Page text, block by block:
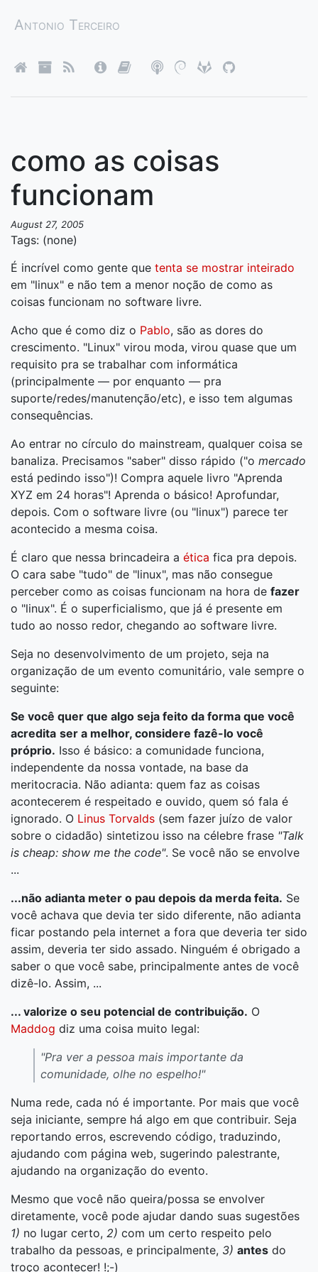
Antonio Terceiro
como as coisas
funcionam
August 27, 2005
Tags: (none)
É incrível como gente que tenta se mostrar inteirado
em "linux" e não tem a menor noção de como as
coisas funcionam no software livre.
Acho que é como diz o Pablo, são as dores do
crescimento. "Linux" virou moda, virou quase que um
requisito pra se trabalhar com informática
(principalmente — por enquanto — pra
suporte/redes/manutenção/etc), e isso tem algumas
consequências.
Ao entrar no círculo do mainstream, qualquer coisa se
banaliza. Precisamos "saber" disso rápido ("o mercado
está pedindo isso")! Compra aquele livro "Aprenda
XYZ em 24 horas"! Aprenda o básico! Aprofundar,
depois. Com o software livre (ou "linux") parece ter
acontecido a mesma coisa.
É claro que nessa brincadeira a ética fica pra depois.
O cara sabe "tudo" de "linux", mas não consegue
perceber como as coisas funcionam na hora de fazer
o "linux". É o superficialismo, que já é presente em
tudo ao nosso redor, chegando ao software livre.
Seja no desenvolvimento de um projeto, seja na
organização de um evento comunitário, vale sempre o
seguinte:
Se você quer que algo seja feito da forma que você
acredita ser a melhor, considere fazê-lo você
próprio. Isso é básico: a comunidade funciona,
independente da nossa vontade, na base da
meritocracia. Não adianta: quem faz as coisas
acontecerem é respeitado e ouvido, quem só fala é
ignorado. O Linus Torvalds (sem fazer juízo de valor
sobre o cidadão) sintetizou isso na célebre frase "Talk
is cheap: show me the code". Se você não se envolve
...
...não adianta meter o pau depois da merda feita. Se
você achava que devia ter sido diferente, não adianta
ficar postando pela internet a fora que deveria ter sido
assim, deveria ter sido assado. Ninguém é obrigado a
saber o que você sabe, principalmente antes de você
dizê-lo. Assim, ...
... valorize o seu potencial de contribuição. O
Maddog diz uma coisa muito legal:
"Pra ver a pessoa mais importante da
comunidade, olhe no espelho!"
Numa rede, cada nó é importante. Por mais que você
seja iniciante, sempre há algo em que contribuir. Seja
reportando erros, escrevendo código, traduzindo,
ajudando com página web, sugerindo palestrante,
ajudando na organização do evento.
Mesmo que você não queira/possa se envolver
diretamente, você pode ajudar dando suas sugestões
1) no lugar certo, 2) com um certo respeito pelo
trabalho da pessoas, e principalmente, 3) antes do
troço acontecer! !;-)